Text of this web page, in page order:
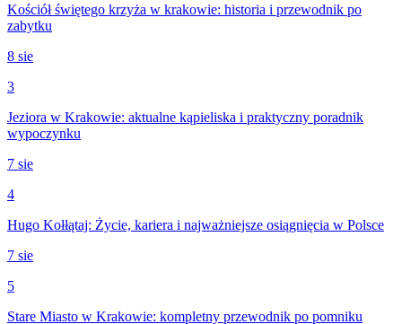
Kościół świętego krzyża w krakowie: historia i przewodnik po
zabytku
8 sie
3
Jeziora w Krakowie: aktualne kąpieliska i praktyczny poradnik
wypoczynku
7 sie
4
Hugo Kołłątaj: Życie, kariera i najważniejsze osiągnięcia w Polsce
7 sie
5
Stare Miasto w Krakowie: kompletny przewodnik po pomniku